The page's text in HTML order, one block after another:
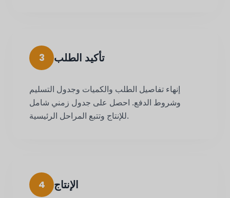
3 تأكيد الطلب
إنهاء تفاصيل الطلب والكميات وجدول التسليم
وشروط الدفع. احصل على جدول زمني شامل
للإنتاج وتتبع المراحل الرئيسية.
4 الإنتاج